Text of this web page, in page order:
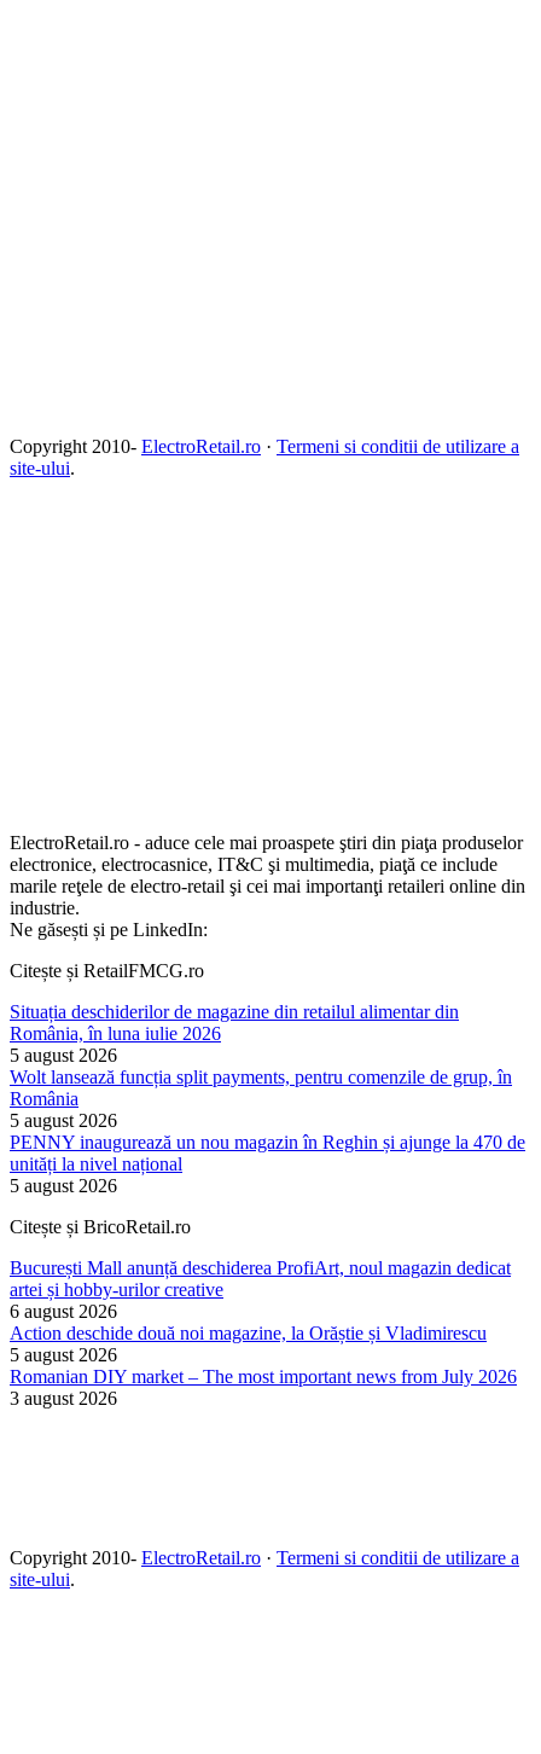
Copyright 2010- ElectroRetail.ro · Termeni si conditii de utilizare a
site-ului.
ElectroRetail.ro - aduce cele mai proaspete ştiri din piaţa produselor
electronice, electrocasnice, IT&C şi multimedia, piaţă ce include
marile reţele de electro-retail şi cei mai importanţi retaileri online din
industrie.
Ne găsești și pe LinkedIn:
Citește și RetailFMCG.ro
Situația deschiderilor de magazine din retailul alimentar din
România, în luna iulie 2026
5 august 2026
Wolt lansează funcția split payments, pentru comenzile de grup, în
România
5 august 2026
PENNY inaugurează un nou magazin în Reghin și ajunge la 470 de
unități la nivel național
5 august 2026
Citește și BricoRetail.ro
București Mall anunță deschiderea ProfiArt, noul magazin dedicat
artei și hobby-urilor creative
6 august 2026
Action deschide două noi magazine, la Orăștie și Vladimirescu
5 august 2026
Romanian DIY market – The most important news from July 2026
3 august 2026
Copyright 2010- ElectroRetail.ro · Termeni si conditii de utilizare a
site-ului.